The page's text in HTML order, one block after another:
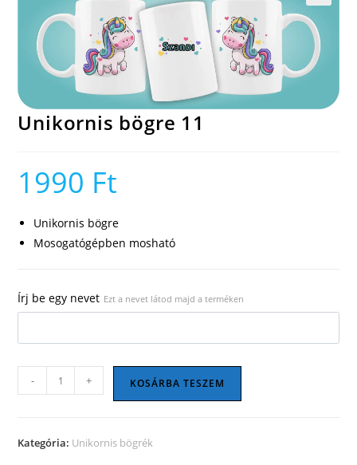
Unikornis bögre 11
1990 Ft
Unikornis bögre
Mosogatógépben mosható
Írj be egy nevet Ezt a nevet látod majd a terméken
Unikornis
bögre
mennyiség
- + KOSÁRBA TESZEM
Kategória: Unikornis bögrék